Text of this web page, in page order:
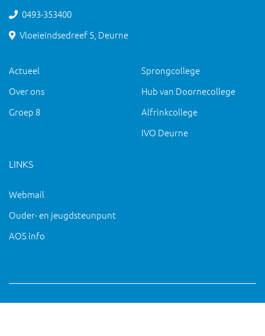
0493-353400
Vloeieindsedreef 5, Deurne
Actueel
Over ons
Groep 8
Sprongcollege
Hub van Doornecollege
Alfrinkcollege
IVO Deurne
LINKS
Webmail
Ouder- en jeugdsteunpunt
AOS info